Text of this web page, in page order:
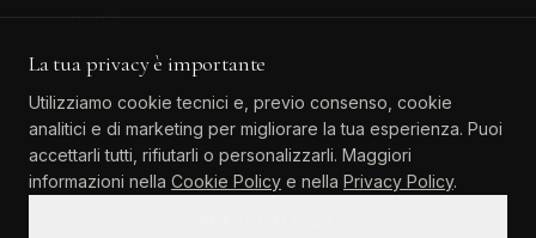
045 511 6381
info@atinteriordesign.it
tarallo.agostino@pec.it
La tua privacy è importante
Utilizziamo cookie tecnici e, previo consenso, cookie
analitici e di marketing per migliorare la tua esperienza. Puoi
accettarli tutti, rifiutarli o personalizzarli. Maggiori
informazioni nella Cookie Policy e nella Privacy Policy.